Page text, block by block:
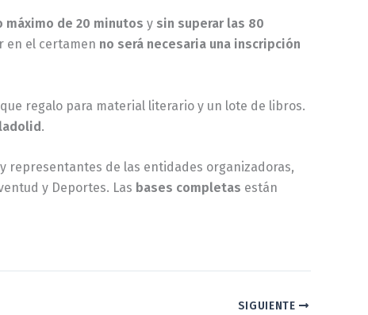
máximo de 20 minutos y sin superar las 80
en el certamen no será necesaria una inscripción
regalo para material literario y un lote de libros.
.
representantes de las entidades organizadoras,
y Deportes. Las bases completas están
SIGUIENTE